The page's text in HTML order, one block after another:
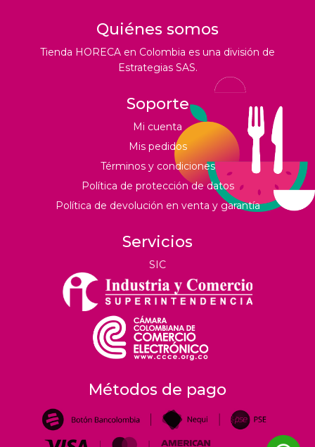
Quiénes somos
Tienda HORECA en Colombia es una división de
Estrategias SAS.
Soporte
Mi cuenta
Mis pedidos
Términos y condiciones
Política de protección de datos
Política de devolución en venta y garantía
Servicios
SIC
Métodos de pago